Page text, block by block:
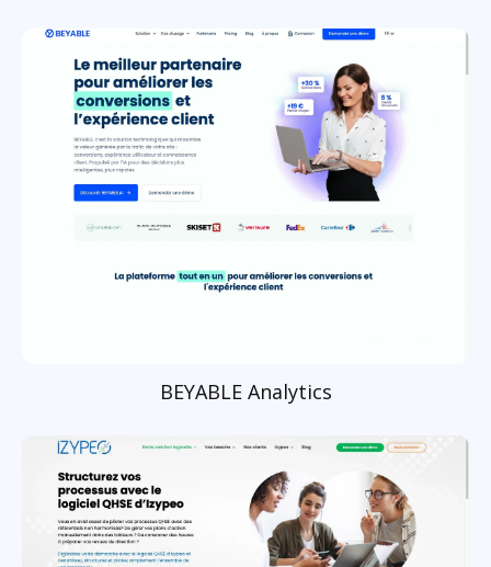
BEYABLE Analytics